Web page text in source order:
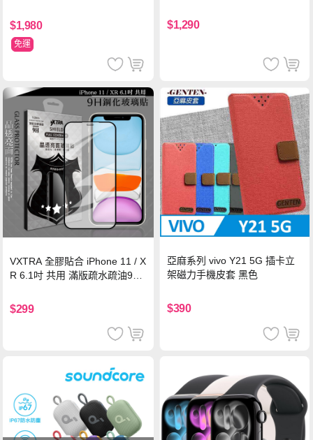
$1,980
免運
$1,290
VXTRA 全膠貼合 iPhone 11 / X
R 6.1吋 共用 滿版疏水疏油9H
$299
亞麻系列 vivo Y21 5G 插卡立
架磁力手機皮套 黑色
$390